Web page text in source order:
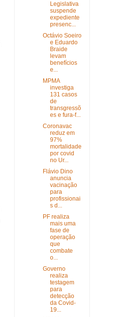
Legislativa
suspende
expediente
presenc...
Octávio Soeiro
e Eduardo
Braide
levam
benefícios
e...
MPMA
investiga
131 casos
de
transgressõ
es e fura-f...
Coronavac
reduz em
97%
mortalidade
por covid
no Ur...
Flávio Dino
anuncia
vacinação
para
profissionai
s d...
PF realiza
mais uma
fase de
operação
que
combate
o...
Governo
realiza
testagem
para
detecção
da Covid-
19...